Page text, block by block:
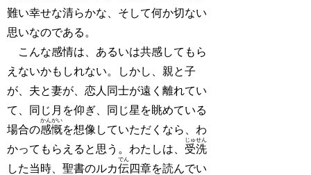
難い幸せな清らかな、そして何か切ない
思いなのである。
こんな感情は、あるいは共感してもら
えないかもしれない。しかし、親と子
が、夫と妻が、恋人同士が遠く離れてい
て、同じ月を仰ぎ、同じ星を眺めている
場合の感慨
かんがい
を想像していただくなら、わ
かってもらえると思う。わたしは、 受洗
じゅせん
した当時、聖書のルカ伝
でん
四章を読んでい